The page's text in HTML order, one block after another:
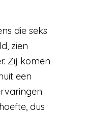
die seks
zien
Zij komen
een
dus